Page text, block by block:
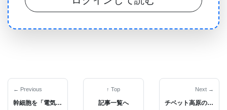
格、行動、言語の変化を引き起こします 。一方、
ALSは運動ニューロンを標的とし、進行性の筋力低
の損傷、食事など、さまざまな可能性のある要因を
調査してきました 。
← Previous
幹細胞を「電気」でパワーアップ！超音波で心筋梗塞を治療する最新マイクロニードル技術
↑ Top
記事一覧へ
Next →
チベット高原の動物がヒント？神経を保護・修復する新しいメカニズムの発見